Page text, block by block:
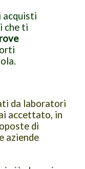
acquisti
che ti
da laboratori
accettato, in
di
aziende